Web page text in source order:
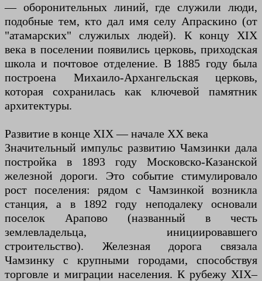
— оборонительных линий, где служили люди,
подобные тем, кто дал имя селу Апраскино (от
"атамарских" служилых людей). К концу XIX
века в поселении появились церковь, приходская
школа и почтовое отделение. В 1885 году была
построена Михаило-Архангельская церковь,
которая сохранилась как ключевой памятник
архитектуры.
Развитие в конце XIX — начале XX века
Значительный импульс развитию Чамзинки дала
постройка в 1893 году Московско-Казанской
железной дороги. Это событие стимулировало
рост поселения: рядом с Чамзинкой возникла
станция, а в 1892 году неподалеку основали
поселок Арапово (названный в честь
землевладельца, инициировавшего
строительство). Железная дорога связала
Чамзинку с крупными городами, способствуя
торговле и миграции населения. К рубежу XIX–